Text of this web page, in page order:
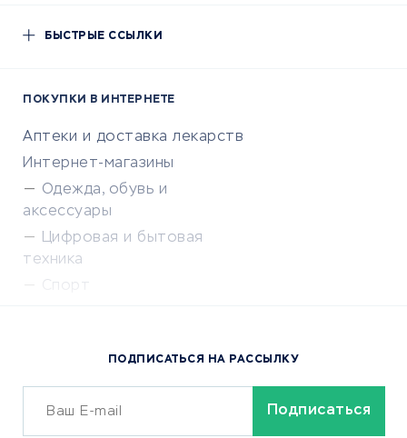
БЫСТРЫЕ ССЫЛКИ
ПОКУПКИ В ИНТЕРНЕТЕ
Аптеки и доставка лекарств
Интернет-магазины
Одежда, обувь и
аксессуары
Цифровая и бытовая
техника
Спорт
Сервисы доставки
ОБУЧЕНИЕ И РАБОТА
ПОДПИСАТЬСЯ НА РАССЫЛКУ